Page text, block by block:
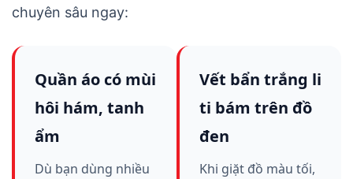
chuyên sâu ngay:
Quần áo có mùi
hôi hám, tanh
ẩm
Dù bạn dùng nhiều
Vết bẩn trắng li
ti bám trên đồ
đen
Khi giặt đồ màu tối,